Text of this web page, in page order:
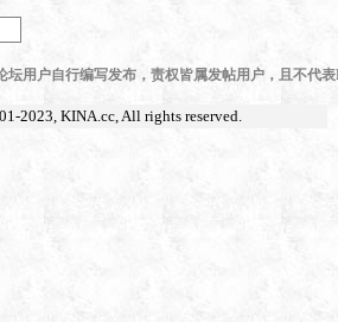
坛用户自行编写发布，责权皆属发帖用户，且不代
2023, KINA.cc, All rights reserved.